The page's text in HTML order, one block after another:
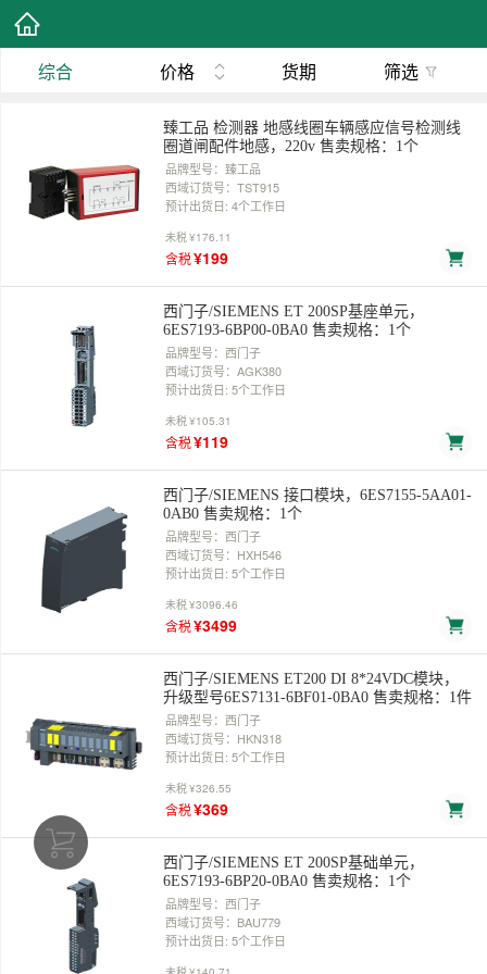
综合 价格 货期 筛选
臻工品 检测器 地感线圈车辆感应信号检测线
圈道闸配件地感，220v 售卖规格：1个
品牌型号：臻工品
西域订货号：TST915
预计出货日: 4个工作日
未税¥176.11
含税¥199
西门子/SIEMENS ET 200SP基座单元，
6ES7193-6BP00-0BA0 售卖规格：1个
品牌型号：西门子
西域订货号：AGK380
预计出货日: 5个工作日
未税¥105.31
含税¥119
西门子/SIEMENS 接口模块，6ES7155-5AA01-
0AB0 售卖规格：1个
品牌型号：西门子
西域订货号：HXH546
预计出货日: 5个工作日
未税¥3096.46
含税¥3499
西门子/SIEMENS ET200 DI 8*24VDC模块，
升级型号6ES7131-6BF01-0BA0 售卖规格：1件
品牌型号：西门子
西域订货号：HKN318
预计出货日: 5个工作日
未税¥326.55
含税¥369
西门子/SIEMENS ET 200SP基础单元，
6ES7193-6BP20-0BA0 售卖规格：1个
品牌型号：西门子
西域订货号：BAU779
预计出货日: 5个工作日